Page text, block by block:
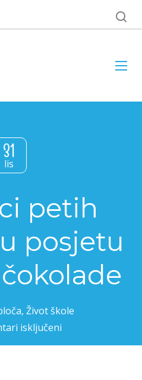
31
lis
petih
posjetu
, Život škole
isključeni